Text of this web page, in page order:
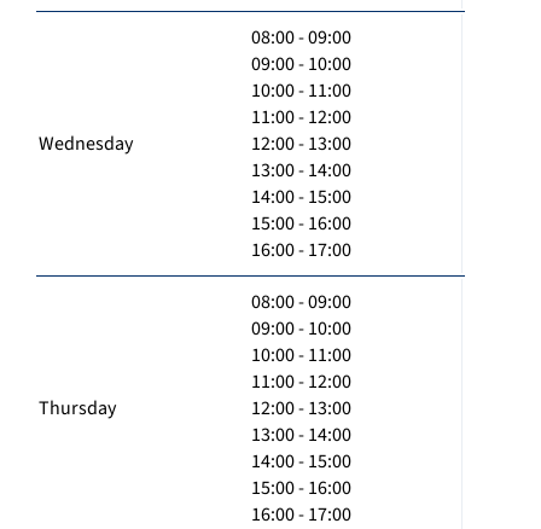
Wednesday
08:00 - 09:00
09:00 - 10:00
10:00 - 11:00
11:00 - 12:00
12:00 - 13:00
13:00 - 14:00
14:00 - 15:00
15:00 - 16:00
16:00 - 17:00
Thursday
08:00 - 09:00
09:00 - 10:00
10:00 - 11:00
11:00 - 12:00
12:00 - 13:00
13:00 - 14:00
14:00 - 15:00
15:00 - 16:00
16:00 - 17:00